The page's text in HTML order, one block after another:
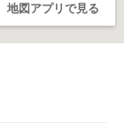
地図アプリで見る